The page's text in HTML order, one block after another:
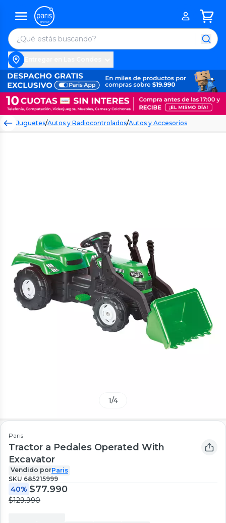
Juguetes/Autos y Radiocontrolados/Autos y Accesorios
1/4
Paris
Tractor a Pedales Operated With
Excavator
Vendido porParis
SKU 685215999
40% $77.990
$129.990